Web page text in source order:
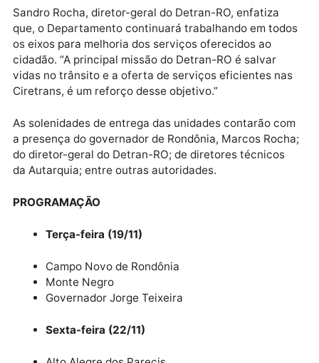
da gestão estadual em proporcionar melhorias à
população e também aos servidores que atuam
diretamente nas Ciretrans. “Com as entregas, o
governo promove o fortalecimento do atendimento
cidadão, focado na eficiência e bem-estar dos
rondonienses.”
Sandro Rocha, diretor-geral do Detran-RO, enfatiza
que, o Departamento continuará trabalhando em
os eixos para melhoria dos serviços oferecidos ao
vidas no trânsito e a oferta de serviços eficientes
a presença do governador de Rondônia, Marcos
do diretor-geral do Detran-RO; de diretores técnicos
da Autarquia; entre outras autoridades.